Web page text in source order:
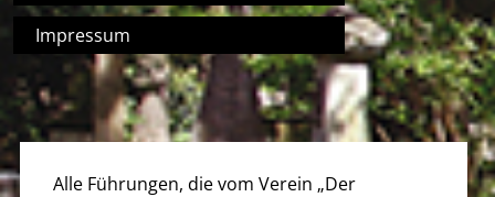
Impressum
Alle Führungen, die vom Verein „Der